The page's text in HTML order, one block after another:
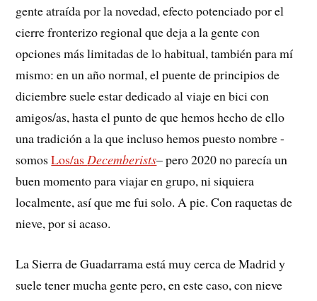
gente atraída por la novedad, efecto potenciado por el
cierre fronterizo regional que deja a la gente con
opciones más limitadas de lo habitual, también para mí
mismo: en un año normal, el puente de principios de
diciembre suele estar dedicado al viaje en bici con
amigos/as, hasta el punto de que hemos hecho de ello
una tradición a la que incluso hemos puesto nombre -
somosLos/asDecemberists– pero 2020 no parecía un
buen momento para viajar en grupo, ni siquiera
localmente, así que me fui solo. A pie. Con raquetas de
nieve, por si acaso.
La Sierra de Guadarrama está muy cerca de Madrid y
suele tener mucha gente pero, en este caso, con nieve